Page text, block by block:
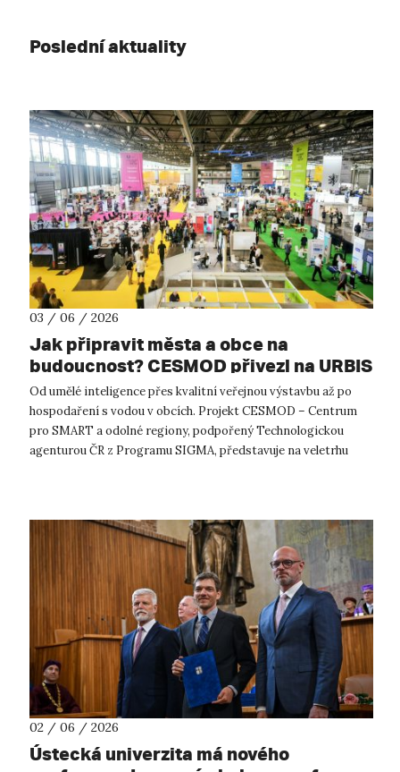
Poslední aktuality
03 / 06 / 2026
Jak připravit města a obce na
budoucnost? CESMOD přivezl na URBIS
2026 odborníky, nové publikace i
praktické workshopy
Od umělé inteligence přes kvalitní veřejnou výstavbu až po
hospodaření s vodou v obcích. Projekt CESMOD – Centrum
pro SMART a odolné regiony, podpořený Technologickou
agenturou ČR z Programu SIGMA, představuje na veletrhu
02 / 06 / 2026
Ústecká univerzita má nového